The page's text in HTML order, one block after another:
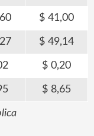
41,00
49,14
0,20
8,65